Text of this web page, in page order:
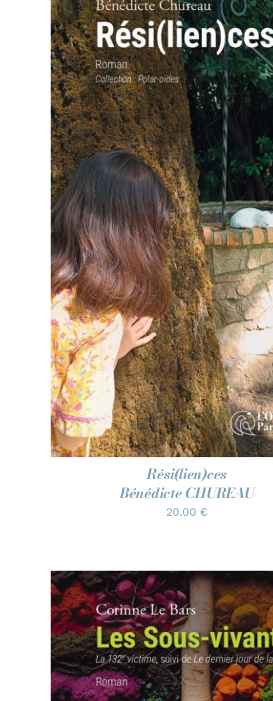
AJOUTER AU PANIER / APERÇU
Rési(lien)ces
Bénédicte CHUREAU
20.00 €